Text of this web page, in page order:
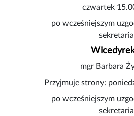
czwartek
po wcześniejszym
mgr Barbara
Przyjmuje strony:
po wcześniejszym